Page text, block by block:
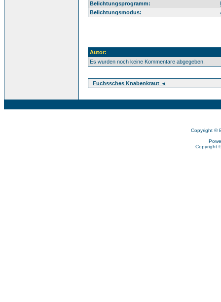
Belichtungsprogramm:
Belichtungsmodus:
Autor:
Es wurden noch keine Kommentare abgegeben.
Fuchssches Knabenkraut ◄
Copyright ©
Copyright